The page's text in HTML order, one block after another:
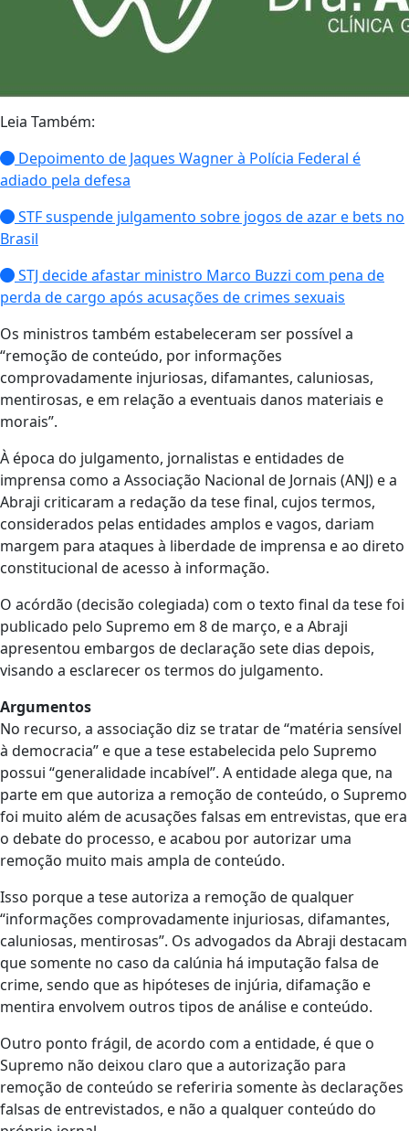
Leia Também:
Depoimento de Jaques Wagner à Polícia Federal é
adiado pela defesa
STF suspende julgamento sobre jogos de azar e bets no
Brasil
STJ decide afastar ministro Marco Buzzi com pena de
perda de cargo após acusações de crimes sexuais
Os ministros também estabeleceram ser possível a
“remoção de conteúdo, por informações
comprovadamente injuriosas, difamantes, caluniosas,
mentirosas, e em relação a eventuais danos materiais e
morais”.
À época do julgamento, jornalistas e entidades de
imprensa como a Associação Nacional de Jornais (ANJ) e a
Abraji criticaram a redação da tese final, cujos termos,
considerados pelas entidades amplos e vagos, dariam
margem para ataques à liberdade de imprensa e ao direto
constitucional de acesso à informação.
O acórdão (decisão colegiada) com o texto final da tese foi
publicado pelo Supremo em 8 de março, e a Abraji
apresentou embargos de declaração sete dias depois,
visando a esclarecer os termos do julgamento.
Argumentos
No recurso, a associação diz se tratar de “matéria sensível
à democracia” e que a tese estabelecida pelo Supremo
possui “generalidade incabível”. A entidade alega que, na
parte em que autoriza a remoção de conteúdo, o Supremo
foi muito além de acusações falsas em entrevistas, que era
o debate do processo, e acabou por autorizar uma
remoção muito mais ampla de conteúdo.
Isso porque a tese autoriza a remoção de qualquer
“informações comprovadamente injuriosas, difamantes,
caluniosas, mentirosas”. Os advogados da Abraji destacam
que somente no caso da calúnia há imputação falsa de
crime, sendo que as hipóteses de injúria, difamação e
mentira envolvem outros tipos de análise e conteúdo.
Outro ponto frágil, de acordo com a entidade, é que o
Supremo não deixou claro que a autorização para
remoção de conteúdo se referiria somente às declarações
falsas de entrevistados, e não a qualquer conteúdo do